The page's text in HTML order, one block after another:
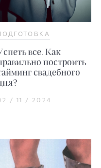
все. Как
построить
свадебного
/ 11 / 2024